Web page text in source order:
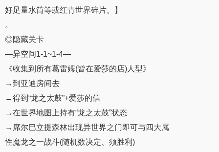
好足量水筒等或红青世界碎片。】
。
◎隐藏关卡
—异空间1-1~1-4—
《收集到所有葛雷姆(皆在爱莎的店)人型》
→到亚迪房间去
→得到“龙之太鼓”+爱莎的信
→在世界地图上持有“龙之太鼓”状态
→席尔巴立提森林出现异世界之门即可与四大属
性魔龙之一战斗(随机数决定、须胜利)